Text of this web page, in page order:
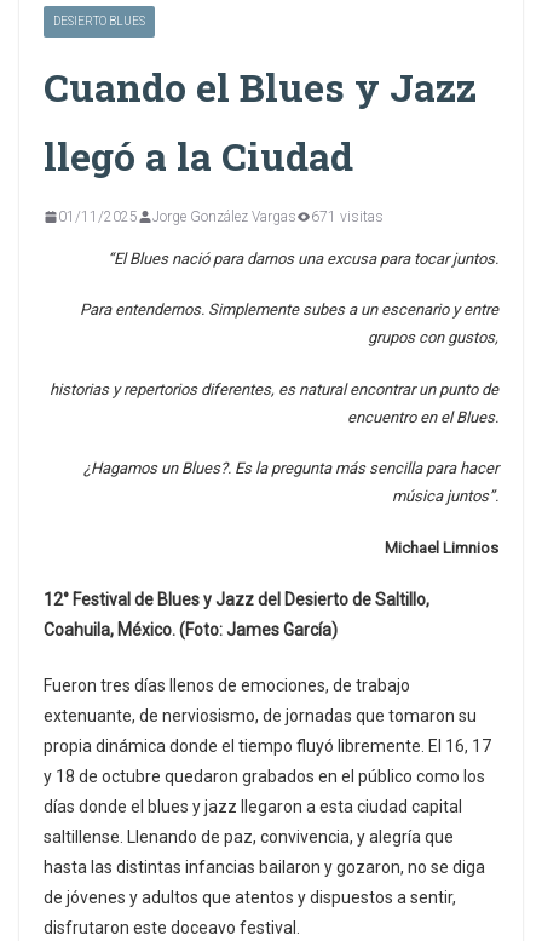
DESIERTO BLUES
Cuando el Blues y Jazz
llegó a la Ciudad
01/11/2025 Jorge González Vargas 671 visitas
“El Blues nació para darnos una excusa para tocar juntos.
Para entendernos. Simplemente subes a un escenario y entre
grupos con gustos,
historias y repertorios diferentes, es natural encontrar un punto de
encuentro en el Blues.
¿Hagamos un Blues?. Es la pregunta más sencilla para hacer
música juntos”.
Michael Limnios
12° Festival de Blues y Jazz del Desierto de Saltillo,
Coahuila, México. (Foto: James García)
Fueron tres días llenos de emociones, de trabajo
extenuante, de nerviosismo, de jornadas que tomaron su
propia dinámica donde el tiempo fluyó libremente. El 16, 17
y 18 de octubre quedaron grabados en el público como los
días donde el blues y jazz llegaron a esta ciudad capital
saltillense. Llenando de paz, convivencia, y alegría que
hasta las distintas infancias bailaron y gozaron, no se diga
de jóvenes y adultos que atentos y dispuestos a sentir,
disfrutaron este doceavo festival.